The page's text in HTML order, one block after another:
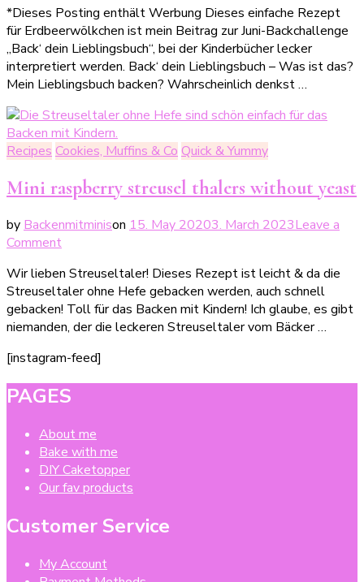
Erdbeerwölkchen
–
Back‘
dein
Lieblingsbuch
2020
*Dieses Posting enthält Werbung Dieses einfache Rezept
für Erdbeerwölkchen ist mein Beitrag zur Juni-Backchallenge
„Back‘ dein Lieblingsbuch“, bei der Kinderbücher lecker
interpretiert werden. Back‘ dein Lieblingsbuch – Was ist das?
Mein Lieblingsbuch backen? Wahrscheinlich denkst …
Recipes Cookies, Muffins & Co Quick & Yummy
Mini raspberry streusel thalers without yeast
by Backenmitminison 15. May 20203. March 2023Leave a
Commenton
Himbeer-
Streuseltaler
ohne
Hefe
Wir lieben Streuseltaler! Dieses Rezept ist leicht & da die
Streuseltaler ohne Hefe gebacken werden, auch schnell
gebacken! Toll für das Backen mit Kindern! Ich glaube, es gibt
niemanden, der die leckeren Streuseltaler vom Bäcker …
[instagram-feed]
PAGES
About me
Bake with me
DIY Caketopper
Our fav products
Customer Service
My Account